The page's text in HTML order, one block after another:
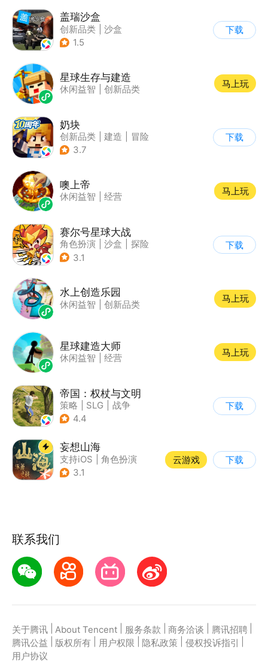
盖瑞沙盒
创新品类
沙盒
| 像素风
1.5
下载
星球生存与建造
休闲益智 创新品类
马上玩
奶块
创新品类 建造
冒险
| 开放世界
3.7
下载
噢上帝
休闲益智 经营
马上玩
赛尔号星球大战
角色扮演 沙盒
探险
| 赛尔号
3.1
下载
水上创造乐园
休闲益智 创新品类
马上玩
星球建造大师
休闲益智 经营
马上玩
帝国：权杖与文明
策略 SLG
战争
| 自由交易
4.4
下载
妄想山海
支持iOS
角色扮演
| 店铺经营
3.1
云游戏 下载
联系我们
关于腾讯 About Tencent 服务条款 商务洽谈 腾讯招聘
腾讯公益
版权所有 用户权限 隐私政策 侵权投诉指引
用户协议